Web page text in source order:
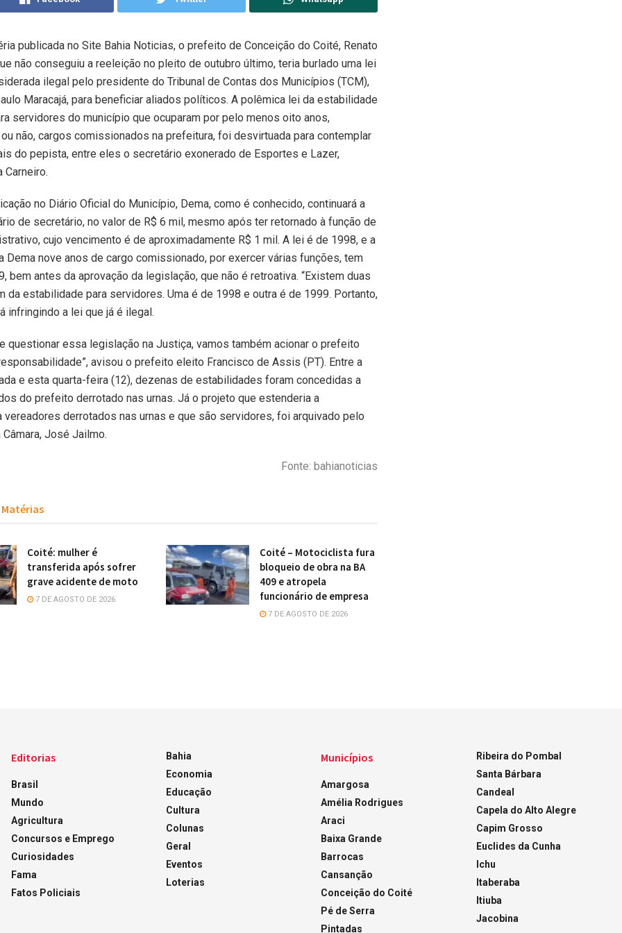
publicada no Site Bahia Noticias, o prefeito de Conceição do Coité, Renato
não conseguiu a reeleição no pleito de outubro último, teria burlado uma lei
ilegal pelo presidente do Tribunal de Contas dos Municípios (TCM),
Maracajá, para beneficiar aliados políticos. A polêmica lei da estabilidade
servidores do município que ocuparam por pelo menos oito anos,
não, cargos comissionados na prefeitura, foi desvirtuada para contemplar
do pepista, entre eles o secretário exonerado de Esportes e Lazer,
Carneiro.
no Diário Oficial do Município, Dema, como é conhecido, continuará a
de secretário, no valor de R$ 6 mil, mesmo após ter retornado à função de
cujo vencimento é de aproximadamente R$ 1 mil. A lei é de 1998, e a
Dema nove anos de cargo comissionado, por exercer várias funções, tem
bem antes da aprovação da legislação, que não é retroativa. “Existem duas
da estabilidade para servidores. Uma é de 1998 e outra é de 1999. Portanto,
infringindo a lei que já é ilegal.
questionar essa legislação na Justiça, vamos também acionar o prefeito
avisou o prefeito eleito Francisco de Assis (PT). Entre a
e esta quarta-feira (12), dezenas de estabilidades foram concedidas a
do prefeito derrotado nas urnas. Já o projeto que estenderia a
vereadores derrotados nas urnas e que são servidores, foi arquivado pelo
José Jailmo.
Fonte: bahianoticias
Matérias
Coité: mulher é
transferida após sofrer
grave acidente de moto
7 DE AGOSTO DE 2026
Coité – Motociclista fura
bloqueio de obra na BA
409 e atropela
funcionário de empresa
7 DE AGOSTO DE 2026
Editorias
Brasil
Mundo
Agricultura
Concursos e Emprego
Curiosidades
Fama
Fatos Policiais
Bahia
Economia
Educação
Cultura
Colunas
Geral
Eventos
Loterias
Municípios
Amargosa
Amélia Rodrigues
Araci
Baixa Grande
Barrocas
Cansanção
Conceição do Coité
Pé de Serra
Pintadas
Ribeira do Pombal
Santa Bárbara
Candeal
Capela do Alto Alegre
Capim Grosso
Euclides da Cunha
Ichu
Itaberaba
Itiuba
Jacobina